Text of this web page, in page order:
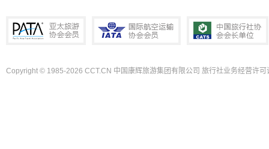
Copyright © 1985-2026 CCT.CN 中国康辉旅游集团有限公司 旅行社业务经营许